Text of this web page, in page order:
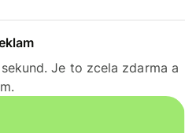
Je to zcela zdarma a